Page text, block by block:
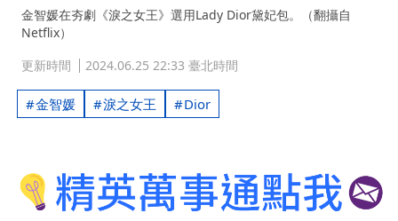
金智媛在夯劇《淚之女王》選用Lady Dior黛妃包。（翻攝自
Netflix）
更新時間
2024.06.25 22:33 臺北時間
金智媛 淚之女王 Dior